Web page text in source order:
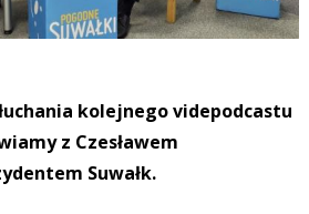
kolejnego videpodcastu
z Czesławem
Suwałk.